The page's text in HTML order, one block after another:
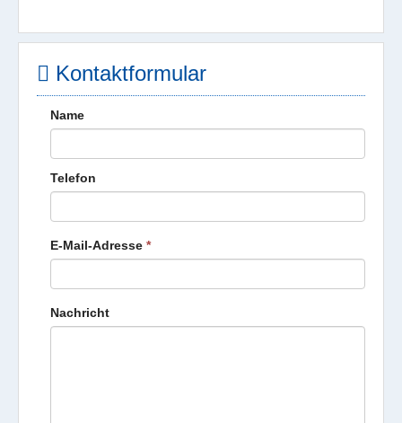
Kontaktformular
Name
Telefon
E-Mail-Adresse *
Nachricht